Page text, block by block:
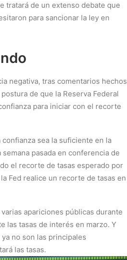
tratará de un extenso debate que
para sancionar la ley en
negativa, tras comentarios hechos
de que la Reserva Federal
para iniciar con el recorte
sea la suficiente en la
pasada en conferencia de
el recorte de tasas esperado por
Fed realice un recorte de tasas en
apariciones públicas durante
las tasas de interés en marzo. Y
no son las principales
las tasas.